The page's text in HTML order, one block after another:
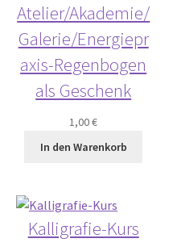
Atelier/Akademie/
Galerie/Energiepr
axis-Regenbogen
als Geschenk
1,00€
In den Warenkorb
Kalligrafie-Kurs